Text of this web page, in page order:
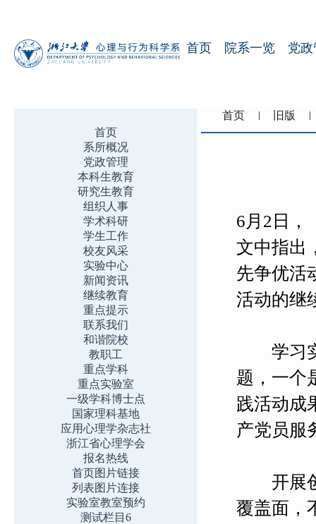
首页 院系一览 党
首页
系所概况
党政管理
本科生教育
研究生教育
组织人事
学术科研
学生工作
校友风采
实验中心
新闻资讯
继续教育
重点提示
联系我们
和谐院校
教职工
重点学科
重点实验室
一级学科博士点
国家理科基地
应用心理学杂志社
浙江省心理学会
报名热线
首页图片链接
列表图片连接
实验室教室预约
测试栏目6
首页 旧版
6月2日，
文中指出
先争优活
活动的继
学习实
题，一个
践活动成
产党员服
开展创
覆盖面，